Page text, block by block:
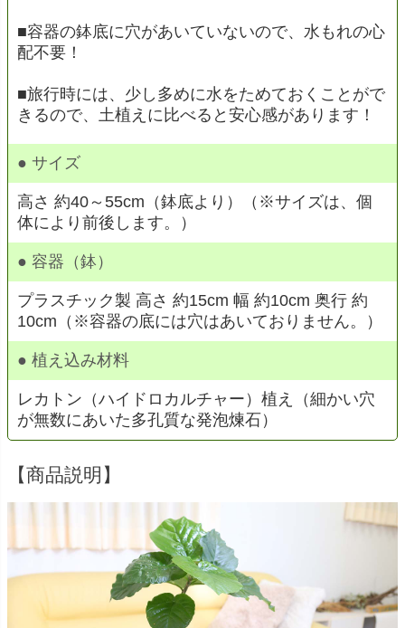
■容器の鉢底に穴があいていないので、水もれの心
配不要！
■旅行時には、少し多めに水をためておくことがで
きるので、土植えに比べると安心感があります！
● サイズ
高さ 約40～55cm（鉢底より）（※サイズは、個
体により前後します。）
● 容器（鉢）
プラスチック製 高さ 約15cm 幅 約10cm 奥行 約
10cm（※容器の底には穴はあいておりません。）
● 植え込み材料
レカトン（ハイドロカルチャー）植え（細かい穴
が無数にあいた多孔質な発泡煉石）
【商品説明】